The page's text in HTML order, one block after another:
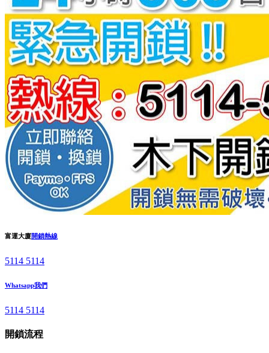
富運大廈開鎖熱線
5114 5114
Whatsapp我們
5114 5114
開鎖流程